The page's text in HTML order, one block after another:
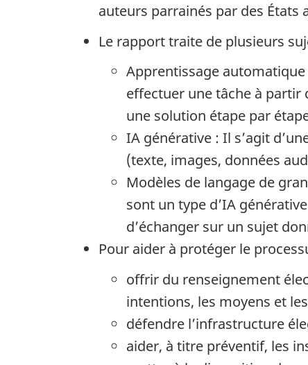
auteurs parrainés par des États
Le rapport traite de plusieurs
Apprentissage automatique
effectuer une tâche à
une solution étape par
IA générative : Il s’agit
(texte, images, données
Modèles de langage de
sont un type d’IA
d’échanger sur un sujet
Pour aider à protéger le
offrir du renseignement
intentions, les moyens et
défendre l’infrastructure
aider, à titre préventif, les